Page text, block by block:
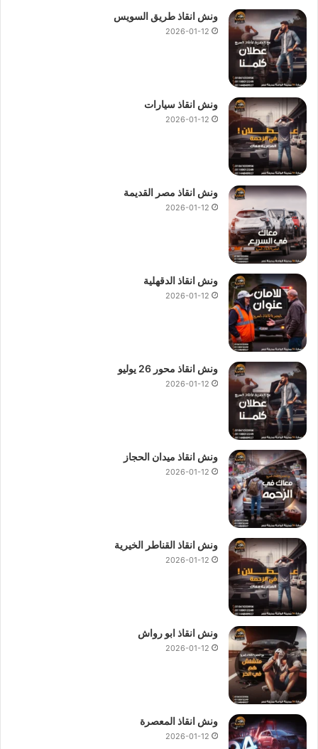
ونش انقاذ طريق السويس
2026-01-12
ونش انقاذ سيارات
2026-01-12
ونش انقاذ مصر القديمة
2026-01-12
ونش انقاذ الدقهلية
2026-01-12
ونش انقاذ محور 26 يوليو
2026-01-12
ونش انقاذ ميدان الحجاز
2026-01-12
ونش انقاذ القناطر الخيرية
2026-01-12
ونش انقاذ ابو رواش
2026-01-12
ونش انقاذ المعصرة
2026-01-12